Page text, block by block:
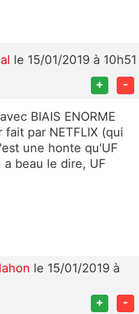
le 15/01/2019 à 10h51
+ -
BIAIS ENORME
par NETFLIX (qui
une honte qu'UF
beau le dire, UF
le 15/01/2019 à
+ -